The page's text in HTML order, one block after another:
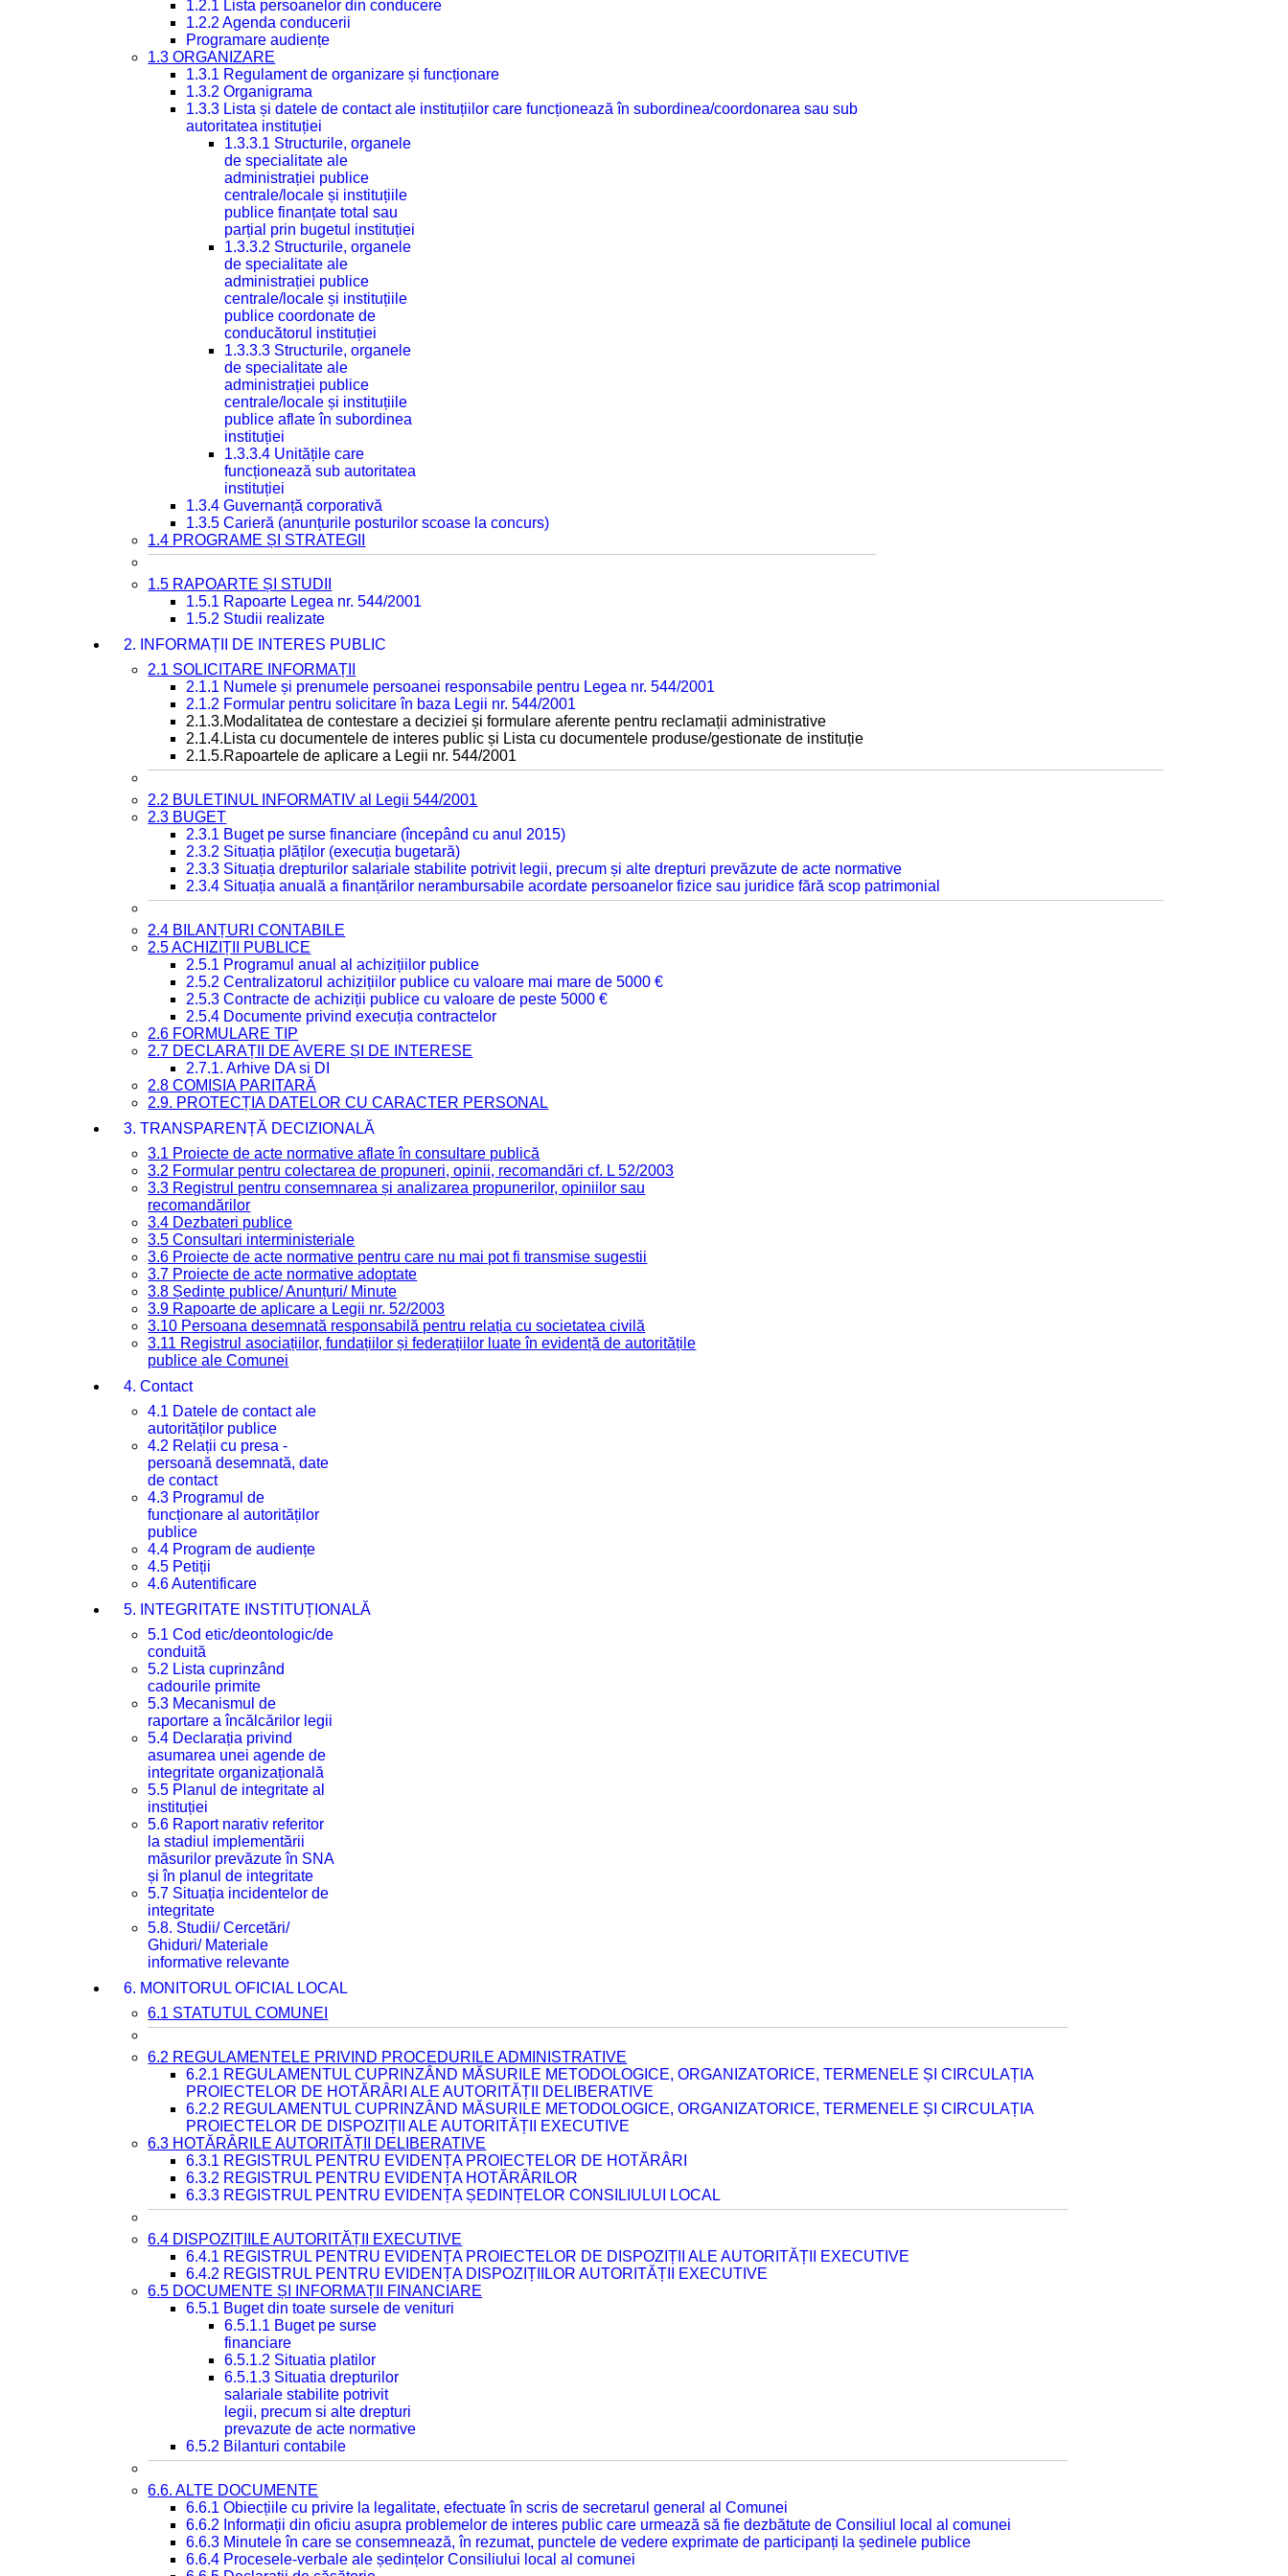
1.2.1 Lista persoanelor din conducere
1.2.2 Agenda conducerii
Programare audiențe
1.3 ORGANIZARE
1.3.1 Regulament de organizare și funcționare
1.3.2 Organigrama
1.3.3 Lista și datele de contact ale instituțiilor care funcționează în subordinea/coordonarea sau sub
autoritatea instituției
1.3.3.1 Structurile, organele
de specialitate ale
administrației publice
centrale/locale și instituțiile
publice finanțate total sau
parțial prin bugetul instituției
1.3.3.2 Structurile, organele
de specialitate ale
administrației publice
centrale/locale și instituțiile
publice coordonate de
conducătorul instituției
1.3.3.3 Structurile, organele
de specialitate ale
administrației publice
centrale/locale și instituțiile
publice aflate în subordinea
instituției
1.3.3.4 Unitățile care
funcționează sub autoritatea
instituției
1.3.4 Guvernanță corporativă
1.3.5 Carieră (anunțurile posturilor scoase la concurs)
1.4 PROGRAME ȘI STRATEGII
1.5 RAPOARTE ȘI STUDII
1.5.1 Rapoarte Legea nr. 544/2001
1.5.2 Studii realizate
2. INFORMAȚII DE INTERES PUBLIC
2.1 SOLICITARE INFORMAȚII
2.1.1 Numele și prenumele persoanei responsabile pentru Legea nr. 544/2001
2.1.2 Formular pentru solicitare în baza Legii nr. 544/2001
2.1.3.Modalitatea de contestare a deciziei și formulare aferente pentru reclamații administrative
2.1.4.Lista cu documentele de interes public și Lista cu documentele produse/gestionate de instituție
2.1.5.Rapoartele de aplicare a Legii nr. 544/2001
2.2 BULETINUL INFORMATIV al Legii 544/2001
2.3 BUGET
2.3.1 Buget pe surse financiare (începând cu anul 2015)
2.3.2 Situația plăților (execuția bugetară)
2.3.3 Situația drepturilor salariale stabilite potrivit legii, precum și alte drepturi prevăzute de acte normative
2.3.4 Situația anuală a finanțărilor nerambursabile acordate persoanelor fizice sau juridice fără scop patrimonial
2.4 BILANȚURI CONTABILE
2.5 ACHIZIȚII PUBLICE
2.5.1 Programul anual al achizițiilor publice
2.5.2 Centralizatorul achizițiilor publice cu valoare mai mare de 5000 €
2.5.3 Contracte de achiziții publice cu valoare de peste 5000 €
2.5.4 Documente privind execuția contractelor
2.6 FORMULARE TIP
2.7 DECLARAȚII DE AVERE ȘI DE INTERESE
2.7.1. Arhive DA si DI
2.8 COMISIA PARITARĂ
2.9. PROTECȚIA DATELOR CU CARACTER PERSONAL
3. TRANSPARENȚĂ DECIZIONALĂ
3.1 Proiecte de acte normative aflate în consultare publică
3.2 Formular pentru colectarea de propuneri, opinii, recomandări cf. L 52/2003
3.3 Registrul pentru consemnarea și analizarea propunerilor, opiniilor sau
recomandărilor
3.4 Dezbateri publice
3.5 Consultari interministeriale
3.6 Proiecte de acte normative pentru care nu mai pot fi transmise sugestii
3.7 Proiecte de acte normative adoptate
3.8 Ședințe publice/ Anunțuri/ Minute
3.9 Rapoarte de aplicare a Legii nr. 52/2003
3.10 Persoana desemnată responsabilă pentru relația cu societatea civilă
3.11 Registrul asociațiilor, fundațiilor și federațiilor luate în evidență de autoritățile
publice ale Comunei
4. Contact
4.1 Datele de contact ale
autorităților publice
4.2 Relații cu presa -
persoană desemnată, date
de contact
4.3 Programul de
funcționare al autorităților
publice
4.4 Program de audiențe
4.5 Petiții
4.6 Autentificare
5. INTEGRITATE INSTITUȚIONALĂ
5.1 Cod etic/deontologic/de
conduită
5.2 Lista cuprinzând
cadourile primite
5.3 Mecanismul de
raportare a încălcărilor legii
5.4 Declarația privind
asumarea unei agende de
integritate organizațională
5.5 Planul de integritate al
instituției
5.6 Raport narativ referitor
la stadiul implementării
măsurilor prevăzute în SNA
și în planul de integritate
5.7 Situația incidentelor de
integritate
5.8. Studii/ Cercetări/
Ghiduri/ Materiale
informative relevante
6. MONITORUL OFICIAL LOCAL
6.1 STATUTUL COMUNEI
6.2 REGULAMENTELE PRIVIND PROCEDURILE ADMINISTRATIVE
6.2.1 REGULAMENTUL CUPRINZÂND MĂSURILE METODOLOGICE, ORGANIZATORICE, TERMENELE ȘI CIRCULAȚIA
PROIECTELOR DE HOTĂRÂRI ALE AUTORITĂȚII DELIBERATIVE
6.2.2 REGULAMENTUL CUPRINZÂND MĂSURILE METODOLOGICE, ORGANIZATORICE, TERMENELE ȘI CIRCULAȚIA
PROIECTELOR DE DISPOZIȚII ALE AUTORITĂȚII EXECUTIVE
6.3 HOTĂRÂRILE AUTORITĂȚII DELIBERATIVE
6.3.1 REGISTRUL PENTRU EVIDENȚA PROIECTELOR DE HOTĂRÂRI
6.3.2 REGISTRUL PENTRU EVIDENȚA HOTĂRÂRILOR
6.3.3 REGISTRUL PENTRU EVIDENȚA ȘEDINȚELOR CONSILIULUI LOCAL
6.4 DISPOZIȚIILE AUTORITĂȚII EXECUTIVE
6.4.1 REGISTRUL PENTRU EVIDENȚA PROIECTELOR DE DISPOZIȚII ALE AUTORITĂȚII EXECUTIVE
6.4.2 REGISTRUL PENTRU EVIDENȚA DISPOZIȚIILOR AUTORITĂȚII EXECUTIVE
6.5 DOCUMENTE ȘI INFORMAȚII FINANCIARE
6.5.1 Buget din toate sursele de venituri
6.5.1.1 Buget pe surse
financiare
6.5.1.2 Situatia platilor
6.5.1.3 Situatia drepturilor
salariale stabilite potrivit
legii, precum si alte drepturi
prevazute de acte normative
6.5.2 Bilanturi contabile
6.6. ALTE DOCUMENTE
6.6.1 Obiecțiile cu privire la legalitate, efectuate în scris de secretarul general al Comunei
6.6.2 Informații din oficiu asupra problemelor de interes public care urmează să fie dezbătute de Consiliul local al comunei
6.6.3 Minutele în care se consemnează, în rezumat, punctele de vedere exprimate de participanți la ședinele publice
6.6.4 Procesele-verbale ale ședințelor Consiliului local al comunei